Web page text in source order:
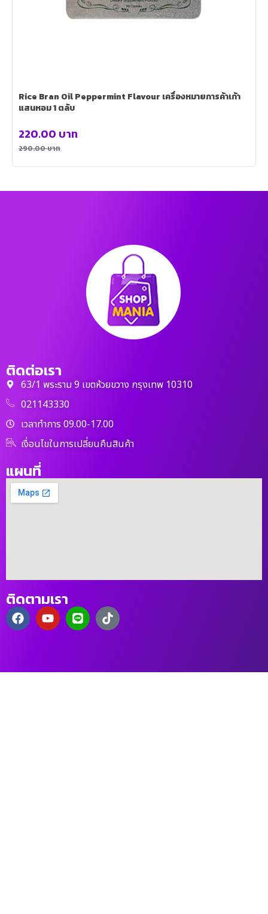
Rice Bran Oil Peppermint Flavour เครื่องหมายการค้าเก้า
แสนหอม 1 ตลับ
290.00บาท
220.00 บาท
ติดต่อเรา
63/1 พระราม 9 เขตห้วยขวาง กรุงเทพ 10310
021143330
เวลาทำการ 09.00-17.00
เงื่อนไขในการเปลี่ยนคืนสินค้า
แผนที่
ติดตามเรา